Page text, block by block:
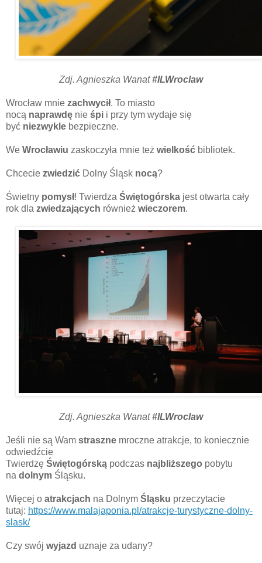
Zdj. Agnieszka Wanat#ILWroclaw
Wrocław mnie zachwycił. To miasto
nocą naprawdę nie śpi i przy tym wydaje się
być niezwykle bezpieczne.
We Wrocławiu zaskoczyła mnie też wielkość bibliotek.
Chcecie zwiedzić Dolny Śląsk nocą?
Świetny pomysł! Twierdza Świętogórska jest otwarta cały
rok dla zwiedzających również wieczorem.
Zdj. Agnieszka Wanat#ILWroclaw
Jeśli nie są Wam straszne mroczne atrakcje, to koniecznie
odwiedźcie
Twierdzę Świętogórską podczas najbliższego pobytu
na dolnym Śląsku.
Więcej o atrakcjach na Dolnym Śląsku przeczytacie
tutaj: https://www.malajaponia.pl/atrakcje-turystyczne-dolny-
slask/
Czy swój wyjazd uznaje za udany?